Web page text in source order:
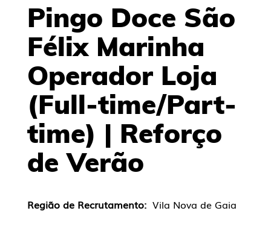
Pingo Doce São
Félix Marinha
Operador Loja
(Full-time/Part-
time) | Reforço
de Verão
Região de Recrutamento: Vila Nova de Gaia